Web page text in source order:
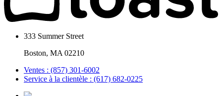
333 Summer Street
Boston, MA 02210
Ventes : (857) 301-6002
Service à la clientèle : (617) 682-0225